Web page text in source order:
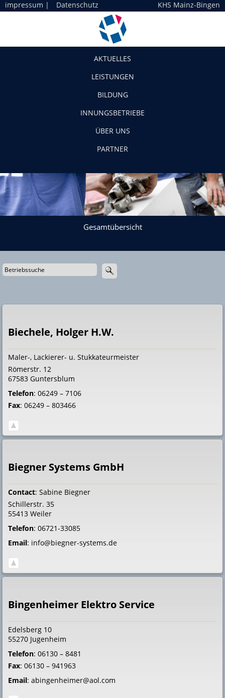
impressum | Datenschutz KHS Mainz-Bingen
AKTUELLES
LEISTUNGEN
BILDUNG
INNUNGSBETRIEBE
ÜBER UNS
PARTNER
Gesamtübersicht
Biechele, Holger H.W.
Maler-, Lackierer- u. Stukkateurmeister
Römerstr. 12
67583 Guntersblum
Telefon: 06249 – 7106
Fax: 06249 – 803466
Biegner Systems GmbH
Contact: Sabine Biegner
Schillerstr. 35
55413 Weiler
Telefon: 06721-33085
Email: info@biegner-systems.de
Bingenheimer Elektro Service
Edelsberg 10
55270 Jugenheim
Telefon: 06130 – 8481
Fax: 06130 – 941963
Email: abingenheimer@aol.com